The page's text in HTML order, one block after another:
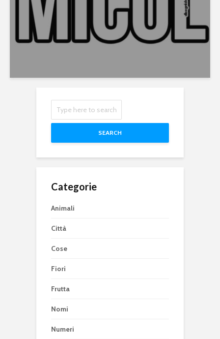
SEARCH
Categorie
Animali
Città
Cose
Fiori
Frutta
Nomi
Numeri